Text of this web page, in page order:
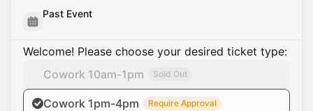
Past Event
Welcome! Please choose your desired ticket type:
Cowork 10am-1pm
Sold Out
Cowork 1pm-4pm Require Approval